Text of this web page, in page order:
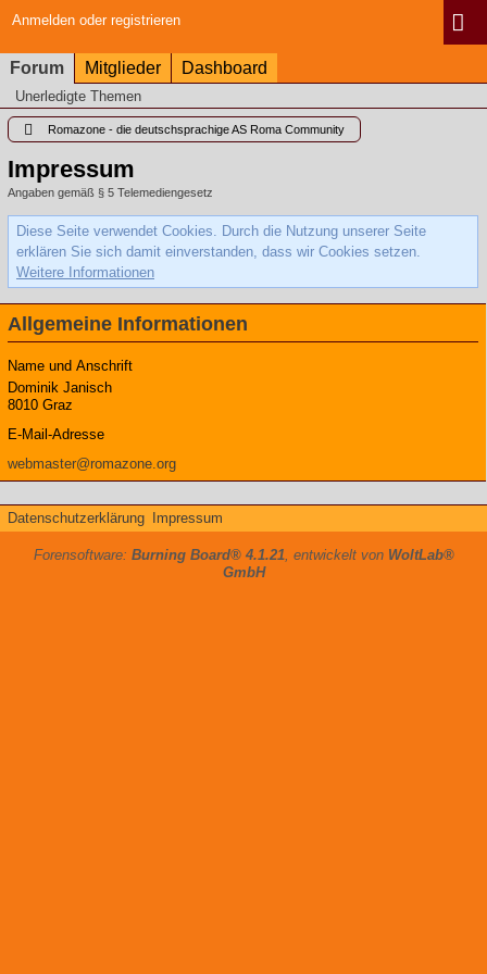
Anmelden oder registrieren
Forum Mitglieder Dashboard
Unerledigte Themen
Romazone - die deutschsprachige AS Roma Community
Impressum
Angaben gemäß § 5 Telemediengesetz
Diese Seite verwendet Cookies. Durch die Nutzung unserer Seite
erklären Sie sich damit einverstanden, dass wir Cookies setzen.
Weitere Informationen
Allgemeine Informationen
Name und Anschrift
Dominik Janisch
8010 Graz
E-Mail-Adresse
webmaster@romazone.org
Datenschutzerklärung Impressum
Forensoftware: Burning Board® 4.1.21, entwickelt von WoltLab®
GmbH